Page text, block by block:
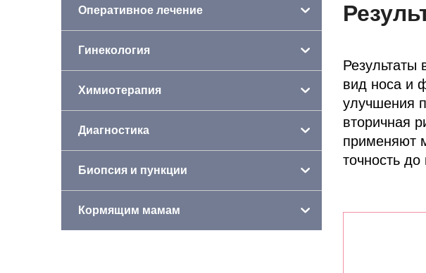
Оперативное лечение
Гинекология
Химиотерапия
Диагностика
Биопсия и пункции
Кормящим мамам
Результаты
вид носа и
улучшения
вторичная
применяют
точность